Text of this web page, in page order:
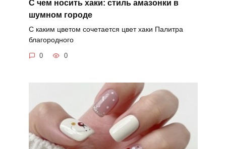
С чем носить хаки: стиль амазонки в
шумном городе
С каким цветом сочетается цвет хаки Палитра
благородного
0 0